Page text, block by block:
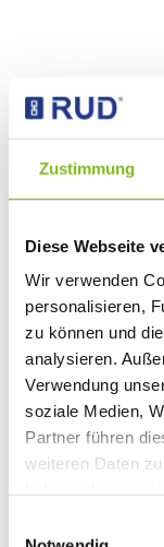
Zustimmung
Diese Webseite
Wir verwenden
personalisieren,
zu können und
analysieren.
Verwendung
soziale Medien,
Partner führen
weiteren Daten
RUD